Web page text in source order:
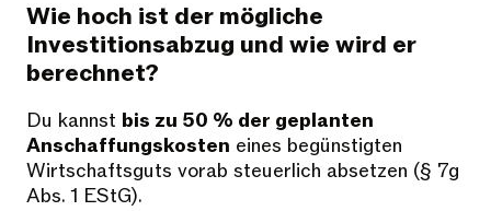
Wie hoch ist der mögliche
Investitionsabzug und wie wird er
berechnet?
Du kannst bis zu 50 % der geplanten
Anschaffungskosten eines begünstigten
Wirtschaftsguts vorab steuerlich absetzen (§ 7g
Abs. 1 EStG).